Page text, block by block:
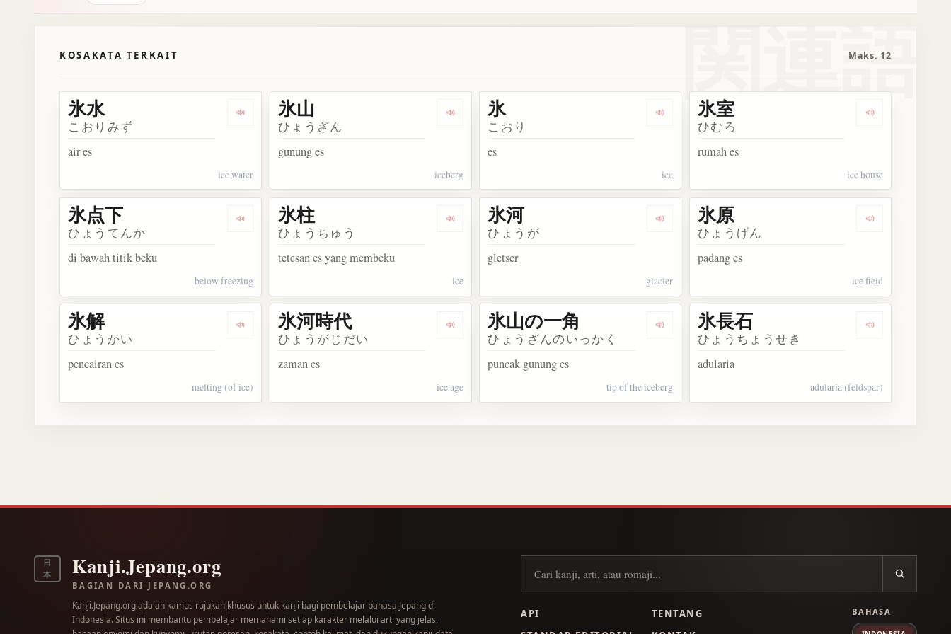
関連語
KOSAKATA TERKAIT Maks. 12
Dengarkan 氷水
氷水
こおりみず
air es
ice water
Dengarkan 氷山
氷山
ひょうざん
gunung es
iceberg
Dengarkan 氷
氷
こおり
es
ice
Dengarkan 氷室
氷室
ひむろ
rumah es
ice house
Dengarkan 氷点下
氷点下
ひょうてんか
di bawah titik beku
below freezing
Dengarkan 氷柱
氷柱
ひょうちゅう
tetesan es yang membeku
ice
Dengarkan 氷河
氷河
ひょうが
gletser
glacier
Dengarkan 氷原
氷原
ひょうげん
padang es
ice field
Dengarkan 氷解
氷解
ひょうかい
pencairan es
melting (of ice)
Dengarkan 氷河時代
氷河時代
ひょうがじだい
zaman es
ice age
Dengarkan 氷山の一角
氷山の一角
ひょうざんのいっかく
puncak gunung es
tip of the iceberg
Dengarkan 氷長
氷長石
ひょうちょうせき
adularia
adularia (feldspar)
日
本
Kanji.Jepang.org
BAGIAN DARI JEPANG.ORG
Kanji.Jepang.org adalah kamus rujukan khusus untuk kanji bagi pembelajar bahasa Jepang di
Indonesia. Situs ini membantu pembelajar memahami setiap karakter melalui arti yang jelas,
Cari kanji
API
TENTANG
BAHASA